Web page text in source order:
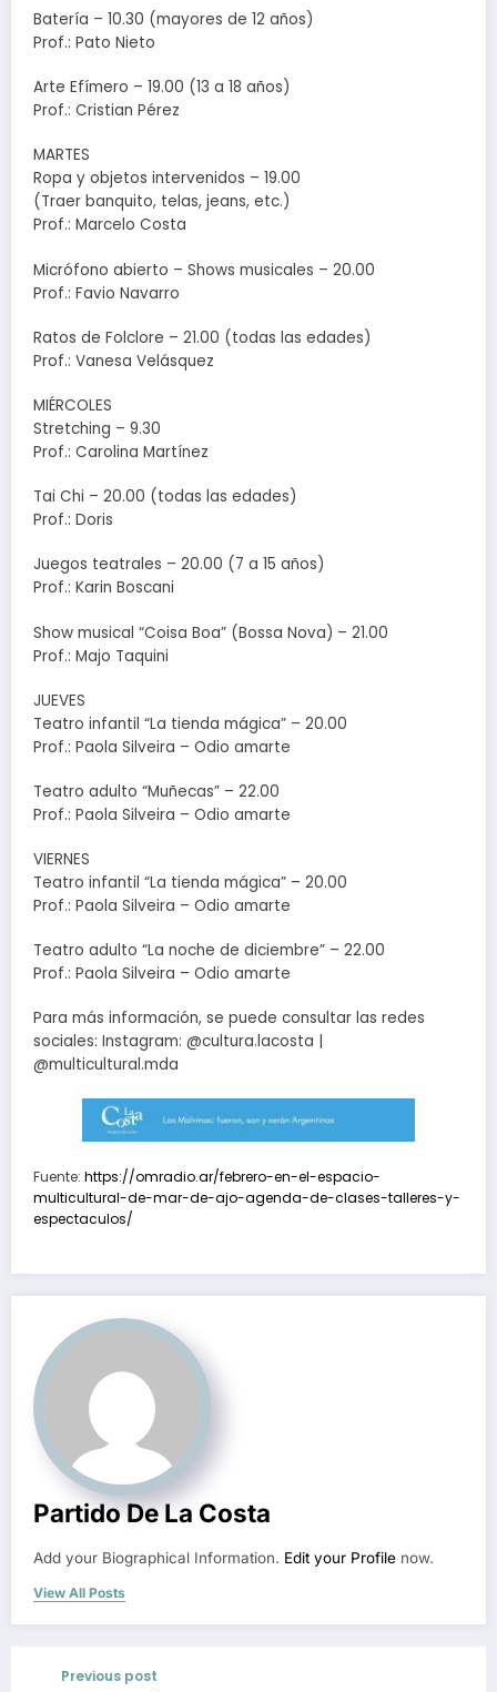
Batería – 10.30 (mayores de 12 años)
Prof.: Pato Nieto
Arte Efímero – 19.00 (13 a 18 años)
Prof.: Cristian Pérez
MARTES
Ropa y objetos intervenidos – 19.00
(Traer banquito, telas, jeans, etc.)
Prof.: Marcelo Costa
Micrófono abierto – Shows musicales – 20.00
Prof.: Favio Navarro
Ratos de Folclore – 21.00 (todas las edades)
Prof.: Vanesa Velásquez
MIÉRCOLES
Stretching – 9.30
Prof.: Carolina Martínez
Tai Chi – 20.00 (todas las edades)
Prof.: Doris
Juegos teatrales – 20.00 (7 a 15 años)
Prof.: Karin Boscani
Show musical “Coisa Boa” (Bossa Nova) – 21.00
Prof.: Majo Taquini
JUEVES
Teatro infantil “La tienda mágica” – 20.00
Prof.: Paola Silveira – Odio amarte
Teatro adulto “Muñecas” – 22.00
Prof.: Paola Silveira – Odio amarte
VIERNES
Teatro infantil “La tienda mágica” – 20.00
Prof.: Paola Silveira – Odio amarte
Teatro adulto “La noche de diciembre” – 22.00
Prof.: Paola Silveira – Odio amarte
Para más información, se puede consultar las redes
sociales: Instagram: @cultura.lacosta |
@multicultural.mda
Fuente: https://omradio.ar/febrero-en-el-espacio-
multicultural-de-mar-de-ajo-agenda-de-clases-talleres-y-
espectaculos/
Partido De La Costa
Add your Biographical Information. Edit your Profile now.
View All Posts
Previous post